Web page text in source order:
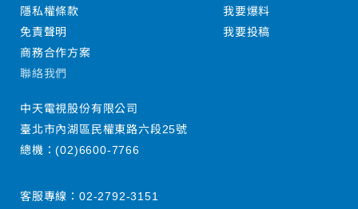
隱私權條款
免責聲明
商務合作方案
我要爆料
我要投稿
聯絡我們
中天電視股份有限公司
臺北市內湖區民權東路六段25號
總機：(02)6600-7766
客服專線： 02-2792-3151